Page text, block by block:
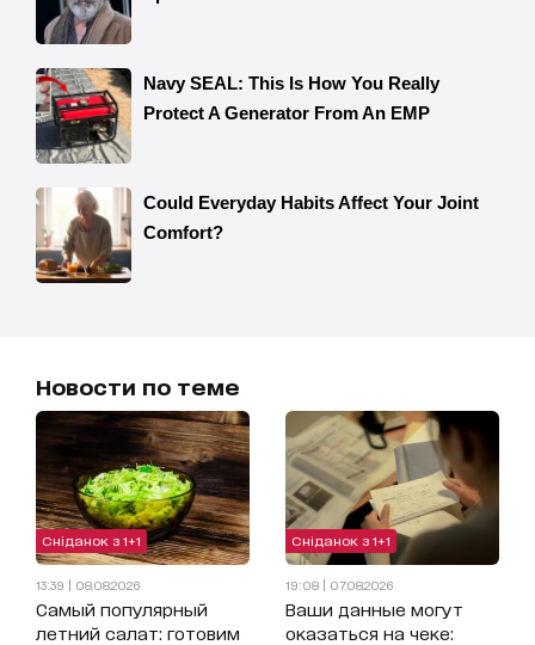
Новости по теме
Сніданок з 1+1
13:39 | 08.08.2026
Самый популярный
летний салат: готовим
Сніданок з 1+1
19:08 | 07.08.2026
Ваши данные могут
оказаться на чеке: